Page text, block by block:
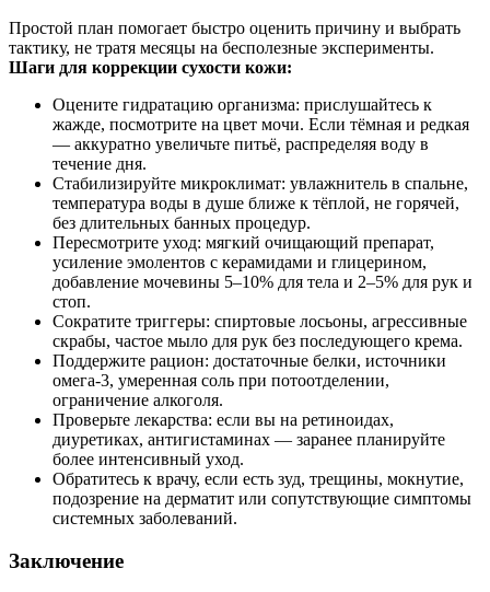
Простой план помогает быстро оценить причину и выбрать
тактику, не тратя месяцы на бесполезные эксперименты.
Шаги для коррекции сухости кожи:
Оцените гидратацию организма: прислушайтесь к
жажде, посмотрите на цвет мочи. Если тёмная и редкая
— аккуратно увеличьте питьё, распределяя воду в
течение дня.
Стабилизируйте микроклимат: увлажнитель в спальне,
температура воды в душе ближе к тёплой, не горячей,
без длительных банных процедур.
Пересмотрите уход: мягкий очищающий препарат,
усиление эмолентов с керамидами и глицерином,
добавление мочевины 5–10% для тела и 2–5% для рук и
стоп.
Сократите триггеры: спиртовые лосьоны, агрессивные
скрабы, частое мыло для рук без последующего крема.
Поддержите рацион: достаточные белки, источники
омега‑3, умеренная соль при потоотделении,
ограничение алкоголя.
Проверьте лекарства: если вы на ретиноидах,
диуретиках, антигистаминах — заранее планируйте
более интенсивный уход.
Обратитесь к врачу, если есть зуд, трещины, мокнутие,
подозрение на дерматит или сопутствующие симптомы
системных заболеваний.
Заключение